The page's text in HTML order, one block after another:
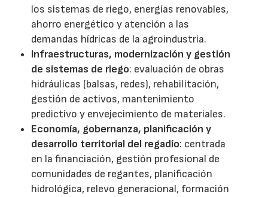
los sistemas de riego, energías renovables,
ahorro energético y atención a las
demandas hídricas de la agroindustria.
Infraestructuras, modernización y gestión
de sistemas de riego: evaluación de obras
hidráulicas (balsas, redes), rehabilitación,
gestión de activos, mantenimiento
predictivo y envejecimiento de materiales.
Economía, gobernanza, planificación y
desarrollo territorial del regadío: centrada
en la financiación, gestión profesional de
comunidades de regantes, planificación
hidrológica, relevo generacional, formación